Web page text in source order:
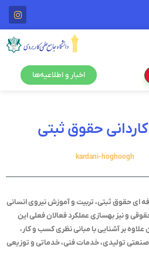
اخبار و اطلاعیه‌ها
حقوق ثبتی
kardani-hoghoogh
ای حقوق ثبتی، تربیت و آموزش نیروی انسانی
و نیز بهسازی عملکرد فعالان فعلی این
بر آشنایی با مبانی نظری کسب و کار،
صنعتی تولیدی، خدمات فنی، خدماتی و توزیعی